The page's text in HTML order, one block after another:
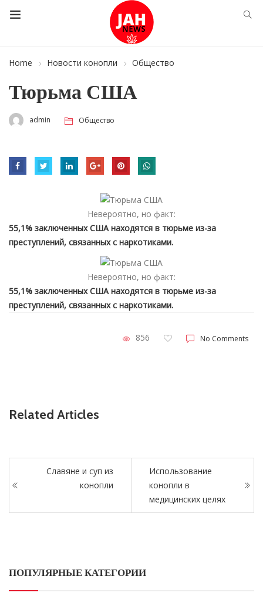
Home Новости конопли Общество
Тюрьма США
admin Общество
Невероятно, но факт:
55,1% заключенных США находятся в тюрьме из-за
преступлений, связанных с наркотиками.
Невероятно, но факт:
55,1% заключенных США находятся в тюрьме из-за
преступлений, связанных с наркотиками.
856 No Comments
Related Articles
Славяне и суп из
конопли
Использование
конопли в
медицинских целях
ПОПУЛЯРНЫЕ КАТЕГОРИИ